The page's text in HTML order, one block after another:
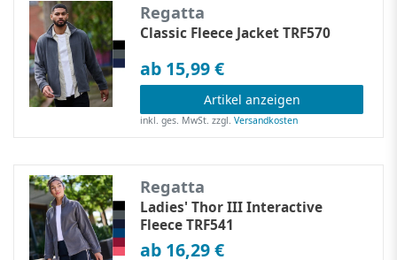
Regatta
Classic Fleece Jacket TRF570
ab 15,99 €
Artikel anzeigen
inkl. ges. MwSt. zzgl.Versandkosten
Regatta
Ladies' Thor III Interactive
Fleece TRF541
ab 16,29 €